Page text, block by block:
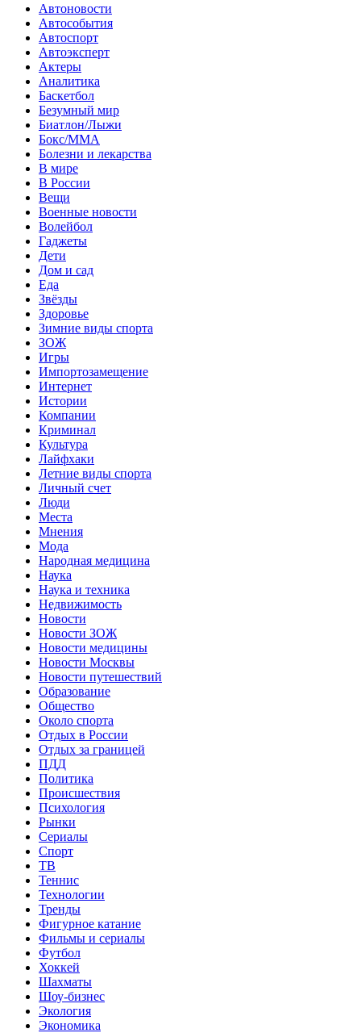
Автоновости
Автособытия
Автоспорт
Автоэксперт
Актеры
Аналитика
Баскетбол
Безумный мир
Биатлон/Лыжи
Бокс/MMA
Болезни и лекарства
В мире
В России
Вещи
Военные новости
Волейбол
Гаджеты
Дети
Дом и сад
Еда
Звёзды
Здоровье
Зимние виды спорта
ЗОЖ
Игры
Импортозамещение
Интернет
Истории
Компании
Криминал
Культура
Лайфхаки
Летние виды спорта
Личный счет
Люди
Места
Мнения
Мода
Народная медицина
Наука
Наука и техника
Недвижимость
Новости
Новости ЗОЖ
Новости медицины
Новости Москвы
Новости путешествий
Образование
Общество
Около спорта
Отдых в России
Отдых за границей
ПДД
Политика
Происшествия
Психология
Рынки
Сериалы
Спорт
ТВ
Теннис
Технологии
Тренды
Фигурное катание
Фильмы и сериалы
Футбол
Хоккей
Шахматы
Шоу-бизнес
Экология
Экономика